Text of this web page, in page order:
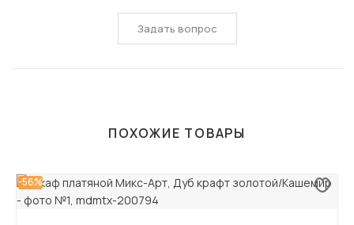
Задать вопрос
ПОХОЖИЕ ТОВАРЫ
-56%